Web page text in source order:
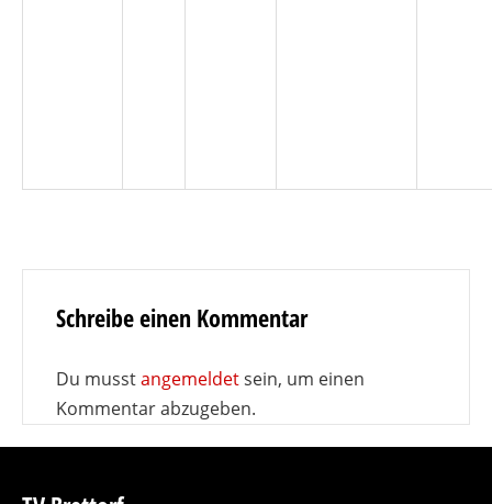
Schreibe einen Kommentar
Du musstangemeldetsein, um einen
Kommentar abzugeben.